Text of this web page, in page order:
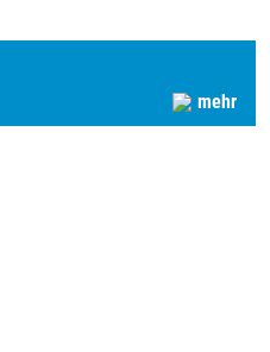
mehr